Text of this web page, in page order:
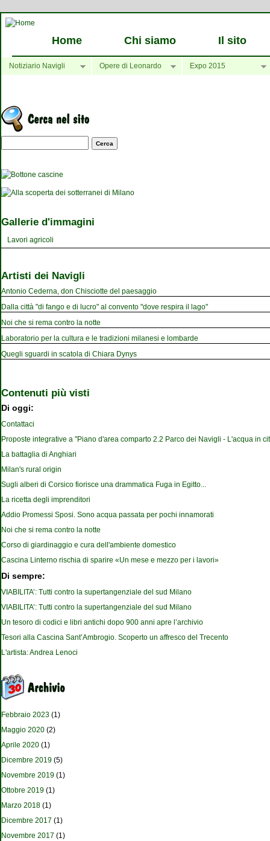
Home Chi siamo Il sito
Notiziario Navigli Opere di Leonardo Expo 2015
Maschera di ricerca
Gallerie d'immagini
Lavori agricoli
Artisti dei Navigli
Antonio Cederna, don Chisciotte del paesaggio
Dalla città "di fango e di lucro" al convento "dove respira il lago"
Noi che si rema contro la notte
Laboratorio per la cultura e le tradizioni milanesi e lombarde
Quegli sguardi in scatola di Chiara Dynys
Contenuti più visti
Di oggi:
Contattaci
Proposte integrative a "Piano d'area comparto 2.2 Parco dei Navigli - L'acqua in
La battaglia di Anghiari
Milan's rural origin
Sugli alberi di Corsico fiorisce una drammatica Fuga in Egitto...
La ricetta degli imprenditori
Addio Promessi Sposi. Sono acqua passata per pochi innamorati
Noi che si rema contro la notte
Corso di giardinaggio e cura dell'ambiente domestico
Cascina Linterno rischia di sparire «Un mese e mezzo per i lavori»
Di sempre:
VIABILITA’: Tutti contro la supertangenziale del sud Milano
VIABILITA’: Tutti contro la supertangenziale del sud Milano
Un tesoro di codici e libri antichi dopo 900 anni apre l’archivio
Tesori alla Cascina Sant’Ambrogio. Scoperto un affresco del Trecento
L'artista: Andrea Lenoci
Febbraio 2023 (1)
Maggio 2020 (2)
Aprile 2020 (1)
Dicembre 2019 (5)
Novembre 2019 (1)
Ottobre 2019 (1)
Marzo 2018 (1)
Dicembre 2017 (1)
Novembre 2017 (1)